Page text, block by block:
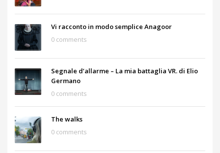
Vi racconto in modo semplice Anagoor
0 comments
Segnale d’allarme – La mia battaglia VR. di Elio
Germano
0 comments
The walks
0 comments